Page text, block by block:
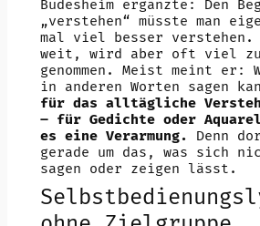
Budesheim ergänzte: Den
„verstehen“ müsste man
mal viel besser
weit, wird aber oft viel zu
genommen. Meist meint er:
in anderen Worten sagen
für das alltägliche
– für Gedichte oder
es eine Verarmung. Denn
gerade um das, was sich
sagen oder zeigen lässt.